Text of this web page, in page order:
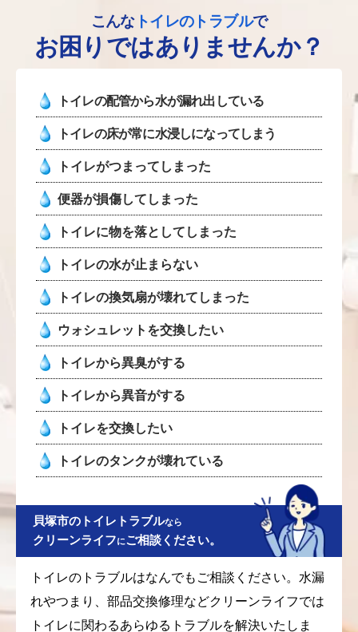
こんなトイレのトラブルで
お困りではありませんか？
トイレの配管から水が漏れ出している
トイレの床が常に水浸しになってしまう
トイレがつまってしまった
便器が損傷してしまった
トイレに物を落としてしまった
トイレの水が止まらない
トイレの換気扇が壊れてしまった
ウォシュレットを交換したい
トイレから異臭がする
トイレから異音がする
トイレを交換したい
トイレのタンクが壊れている
貝塚市のトイレトラブルなら
クリーンライフにご相談ください。
トイレのトラブルはなんでもご相談ください。水漏
れやつまり、部品交換修理などクリーンライフでは
トイレに関わるあらゆるトラブルを解決いたしま